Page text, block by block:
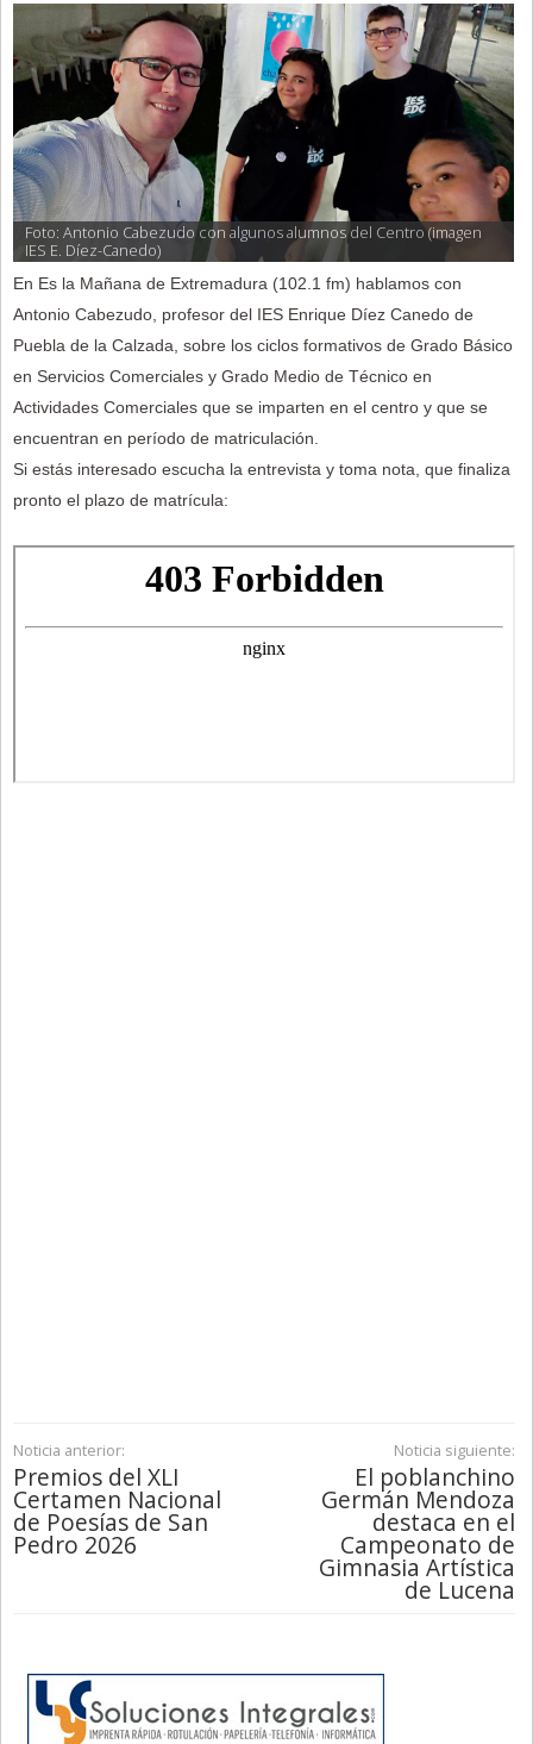
Foto: Antonio Cabezudo con algunos alumnos del Centro (imagen
IES E. Díez-Canedo)
En Es la Mañana de Extremadura (102.1 fm) hablamos con
Antonio Cabezudo, profesor del IES Enrique Díez Canedo de
Puebla de la Calzada, sobre los ciclos formativos de Grado Básico
en Servicios Comerciales y Grado Medio de Técnico en
Actividades Comerciales que se imparten en el centro y que se
encuentran en período de matriculación.
Si estás interesado escucha la entrevista y toma nota, que finaliza
pronto el plazo de matrícula:
Noticia anterior:
Premios del XLI
Certamen Nacional
de Poesías de San
Pedro 2026
Noticia siguiente:
El poblanchino
Germán Mendoza
destaca en el
Campeonato de
Gimnasia Artística
de Lucena